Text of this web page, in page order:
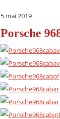
5 mai 2019
Porsche